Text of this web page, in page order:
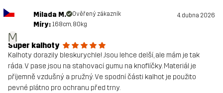
M
Milada M. Ověřený zákazník 4. dubna 2026
Míry: 168cm, 80kg
Super kalhoty
Kalhoty dorazily bleskurychle! Jsou lehce delší, ale mám je tak
ráda. V pase jsou na stahovací gumu na knoflíčky. Materiál je
příjemně vzdušný a pružný. Ve spodní části kalhot je použito
pevné plátno pro ochranu před trny.